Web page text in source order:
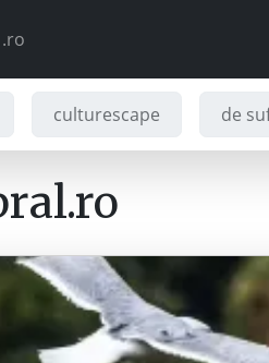
culturescape de